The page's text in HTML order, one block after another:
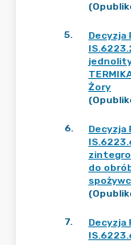
5.
Decyzja
Żory
6.
Decyzja
do
7.
Decyzja